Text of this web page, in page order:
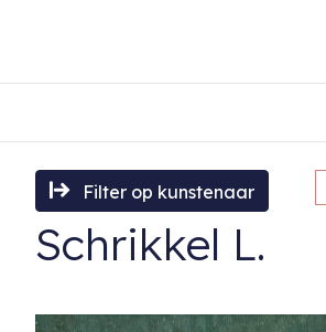
Filter op kunstenaar
Schrikkel L.